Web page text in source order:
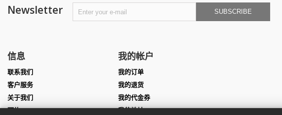
Newsletter SUBSCRIBE
信息
联系我们
客户服务
关于我们
预约
我的帐户
我的订单
我的退货
我的代金券
我的地址